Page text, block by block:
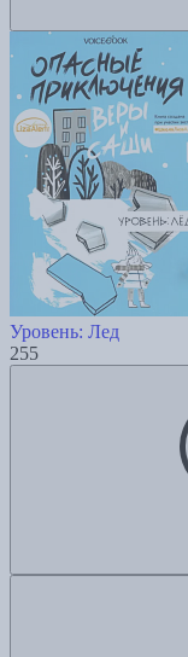
Уровень: Лед
255